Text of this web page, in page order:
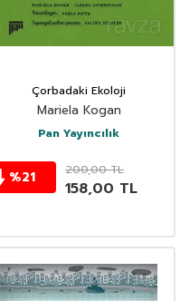
Çorbadaki Ekoloji
Mariela Kogan
Pan Yayıncılık
%21 200,00TL
158,00 TL